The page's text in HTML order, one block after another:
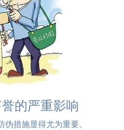
的严重影响
措施显得尤为重要。